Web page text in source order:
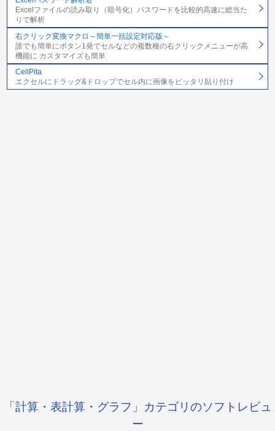
Excelファイルの読み取り（暗号化）パスワードを比較的高速に総当た
りで解析
右クリック変換マクロ～簡単一括設定対応版～
誰でも簡単にボタン1発でセルなどの複数種の右クリックメニューが高
機能に カスタマイズも簡単
CellPita
エクセルにドラッグ&ドロップでセル内に画像をピッタリ貼り付け
「計算・表計算・グラフ」カテゴリのソフトレビュ
ー